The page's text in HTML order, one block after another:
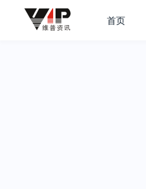
首页